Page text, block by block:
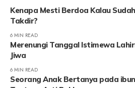
Kenapa Mesti Berdoa Kalau
Takdir?
6 MIN READ
Merenungi Tanggal Istimewa
Jiwa
6 MIN READ
Seorang Anak Bertanya pada